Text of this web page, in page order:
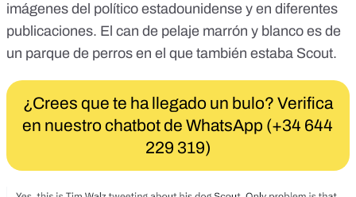
imágenes del político estadounidense y en diferentes
publicaciones. El can de pelaje marrón y blanco es de
un parque de perros en el que también estaba Scout.
¿Crees que te ha llegado un bulo? Verifica
en nuestro chatbot de WhatsApp (+34 644
229 319)